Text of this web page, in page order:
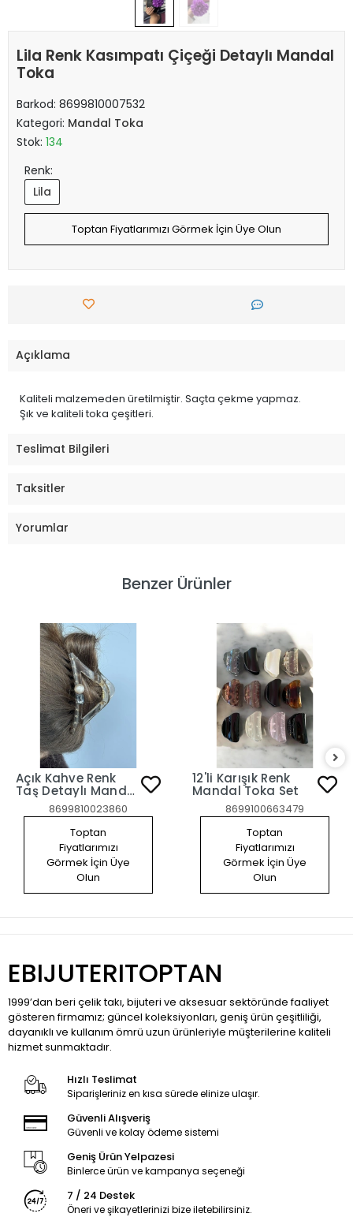
Lila Renk Kasımpatı Çiçeği Detaylı Mandal
Toka
Barkod: 8699810007532
Kategori: Mandal Toka
Stok: 134
Renk:
Lila
Toptan Fiyatlarımızı Görmek İçin Üye Olun
Açıklama
Kaliteli malzemeden üretilmiştir. Saçta çekme yapmaz.
Şık ve kaliteli toka çeşitleri.
Teslimat Bilgileri
Taksitler
Yorumlar
Benzer Ürünler
Açık Kahve Renk
Taş Detaylı Mandal
Toka
8699810023860
Toptan
Fiyatlarımızı
Görmek İçin Üye
Olun
12'li Karışık Renk
Mandal Toka Set
8699100663479
Toptan
Fiyatlarımızı
Görmek İçin Üye
Olun
EBIJUTERITOPTAN
1999’dan beri çelik takı, bijuteri ve aksesuar sektöründe faaliyet
gösteren firmamız; güncel koleksiyonları, geniş ürün çeşitliliği,
dayanıklı ve kullanım ömrü uzun ürünleriyle müşterilerine kaliteli
hizmet sunmaktadır.
Hızlı Teslimat
Siparişleriniz en kısa sürede elinize ulaşır.
Güvenli Alışveriş
Güvenli ve kolay ödeme sistemi
Geniş Ürün Yelpazesi
Binlerce ürün ve kampanya seçeneği
7 / 24 Destek
Öneri ve şikayetlerinizi bize iletebilirsiniz.